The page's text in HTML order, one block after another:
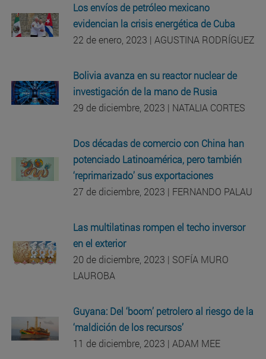
Los envíos de petróleo mexicano
evidencian la crisis energética de Cuba
22 de enero, 2023 | AGUSTINA RODRÍGUEZ
Bolivia avanza en su reactor nuclear de
investigación de la mano de Rusia
29 de diciembre, 2023 | NATALIA CORTES
Dos décadas de comercio con China han
potenciado Latinoamérica, pero también
‘reprimarizado’ sus exportaciones
27 de diciembre, 2023 | FERNANDO PALAU
Las multilatinas rompen el techo inversor
en el exterior
20 de diciembre, 2023 | SOFÍA MURO
LAUROBA
Guyana: Del ‘boom’ petrolero al riesgo de la
‘maldición de los recursos’
11 de diciembre, 2023 | ADAM MEE